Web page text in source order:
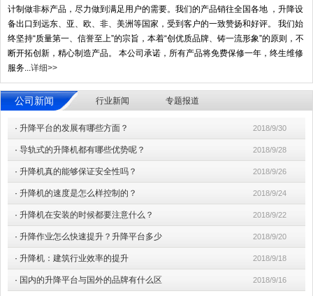
计制做非标产品，尽力做到满足用户的需要。我们的产品销往全国各地 ，升降设
备出口到远东、亚、欧、非、美洲等国家，受到客户的一致赞扬和好评。 我们始
终坚持“质量第一、信誉至上”的宗旨，本着“创优质品牌、铸一流形象”的原则，不
断开拓创新，精心制造产品。 本公司承诺，所有产品将免费保修一年，终生维修
服务...详细>>
公司新闻 行业新闻 专题报道
· 升降平台的发展有哪些方面？ 2018/9/30
· 导轨式的升降机都有哪些优势呢？ 2018/9/28
· 升降机真的能够保证安全性吗？ 2018/9/26
· 升降机的速度是怎么样控制的？ 2018/9/24
· 升降机在安装的时候都要注意什么？ 2018/9/22
· 升降作业怎么快速提升？升降平台多少 2018/9/20
· 升降机：建筑行业效率的提升 2018/9/18
· 国内的升降平台与国外的品牌有什么区 2018/9/16